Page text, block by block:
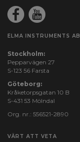
ELMA INSTRUMENTS AB
Stockholm:
Pepparvägen 27
S-123 56 Farsta
Göteborg:
Kråketorpsgatan 10 B
S-431 53 Mölndal
Org. nr.: 556521-2890
VÄRT ATT VETA